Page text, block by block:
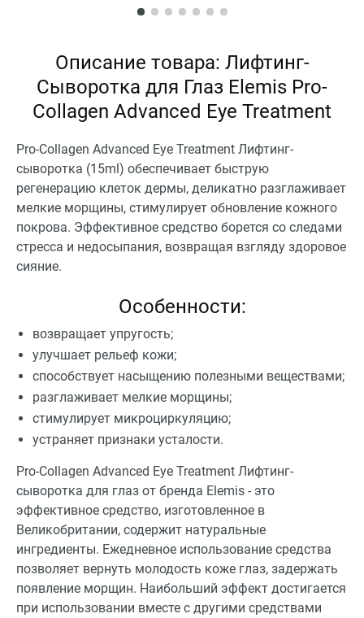
Описание товара: Лифтинг-
Сыворотка для Глаз Elemis Pro-
Collagen Advanced Eye Treatment
Pro-Collagen Advanced Eye Treatment Лифтинг-
сыворотка (15ml) обеспечивает быструю
регенерацию клеток дермы, деликатно разглаживает
мелкие морщины, стимулирует обновление кожного
покрова. Эффективное средство борется со следами
стресса и недосыпания, возвращая взгляду здоровое
сияние.
Особенности:
возвращает упругость;
улучшает рельеф кожи;
способствует насыщению полезными веществами;
разглаживает мелкие морщины;
стимулирует микроциркуляцию;
устраняет признаки усталости.
Pro-Collagen Advanced Eye Treatment Лифтинг-
сыворотка для глаз от бренда Elemis - это
эффективное средство, изготовленное в
Великобритании, содержит натуральные
ингредиенты. Ежедневное использование средства
позволяет вернуть молодость коже глаз, задержать
появление морщин. Наибольший эффект достигается
при использовании вместе с другими средствами